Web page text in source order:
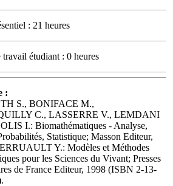
: 21 heures
travail étudiant : 0 heures
:
S., BONIFACE M.,
C., LASSERRE V., LEMDANI
I.: Biomathématiques - Analyse,
Statistique; Masson Editeur,
Y.: Modèles et Méthodes
pour les Sciences du Vivant; Presses
de France Editeur, 1998 (ISBN 2-13-